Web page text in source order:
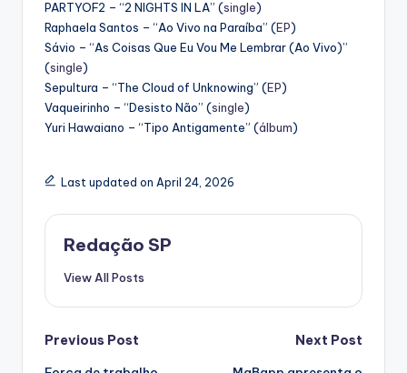
PARTYOF2 – “2 NIGHTS IN LA” (single)
Raphaela Santos – “Ao Vivo na Paraíba” (EP)
Sávio – “As Coisas Que Eu Vou Me Lembrar (Ao Vivo)”
(single)
Sepultura – “The Cloud of Unknowing” (EP)
Vaqueirinho – “Desisto Não” (single)
Yuri Hawaiano – “Tipo Antigamente” (álbum)
Last updated on April 24, 2026
Redação SP
View All Posts
Post
Previous Post
Next Post